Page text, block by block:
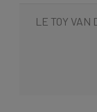
LE TOY